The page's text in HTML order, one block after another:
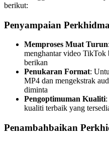
berikut:
Penyampaian
Memproses Muat Turun
menghantar video TikTok
berikan
Penukaran Format:
MP4 dan mengekstrak
diminta
Pengoptimuman Kualiti
kualiti terbaik yang
Penambahbaikan